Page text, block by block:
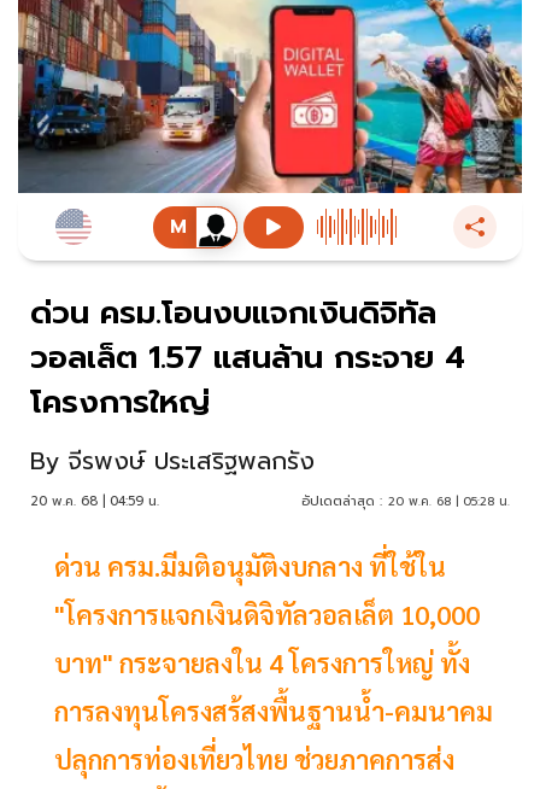
ด่วน ครม.โอนงบแจกเงินดิจิทัล
วอลเล็ต 1.57 แสนล้าน กระจาย 4
โครงการใหญ่
By จีรพงษ์ ประเสริฐพลกรัง
20 พ.ค. 68 | 04:59 น. อัปเดตล่าสุด : 20 พ.ค. 68 | 05:28 น.
ด่วน ครม.มีมติอนุมัติงบกลาง ที่ใช้ใน
"โครงการแจกเงินดิจิทัลวอลเล็ต 10,000
บาท" กระจายลงใน 4 โครงการใหญ่ ทั้ง
การลงทุนโครงสร้สงพื้นฐานน้ำ-คมนาคม
ปลุกการท่องเที่ยวไทย ช่วยภาคการส่ง